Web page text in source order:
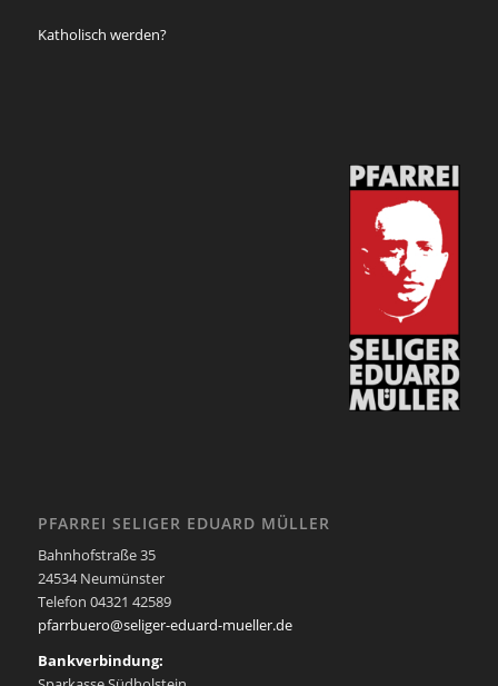
Katholisch werden?
PFARREI SELIGER EDUARD MÜLLER
Bahnhofstraße 35
24534 Neumünster
Telefon 04321 42589
pfarrbuero@seliger-eduard-mueller.de
Bankverbindung: